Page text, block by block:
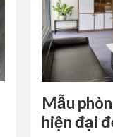
Mẫu
hiện đại